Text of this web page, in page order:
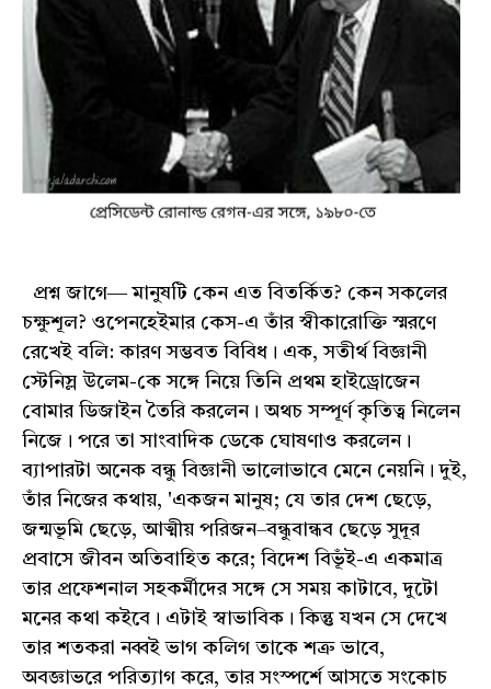
প্রশ্ন জাগে― মানুষটি কেন এত বিতর্কিত? কেন সকলের
চক্ষুশূল? ওপেনহেইমার কেস-এ তাঁর স্বীকারোক্তি স্মরণে
রেখেই বলি: কারণ সম্ভবত বিবিধ। এক, সতীর্থ বিজ্ঞানী
স্টেনিস্ল উলেম-কে সঙ্গে নিয়ে তিনি প্রথম হাইড্রোজেন
বোমার ডিজাইন তৈরি করলেন। অথচ সম্পূর্ণ কৃতিত্ব নিলেন
নিজে। পরে তা সাংবাদিক ডেকে ঘোষণাও করলেন।
ব্যাপারটা অনেক বন্ধু বিজ্ঞানী ভালোভাবে মেনে নেয়নি। দুই,
তাঁর নিজের কথায়, 'একজন মানুষ; যে তার দেশ ছেড়ে,
জন্মভূমি ছেড়ে, আত্মীয় পরিজন–বন্ধুবান্ধব ছেড়ে সুদূর
প্রবাসে জীবন অতিবাহিত করে; বিদেশ বিভূঁই-এ একমাত্র
তার প্রফেশনাল সহকর্মীদের সঙ্গে সে সময় কাটাবে, দুটো
মনের কথা কইবে। এটাই স্বাভাবিক। কিন্তু যখন সে দেখে
তার শতকরা নব্বই ভাগ কলিগ তাকে শত্রু ভাবে,
অবজ্ঞাভরে পরিত্যাগ করে, তার সংস্পর্শে আসতে সংকোচ